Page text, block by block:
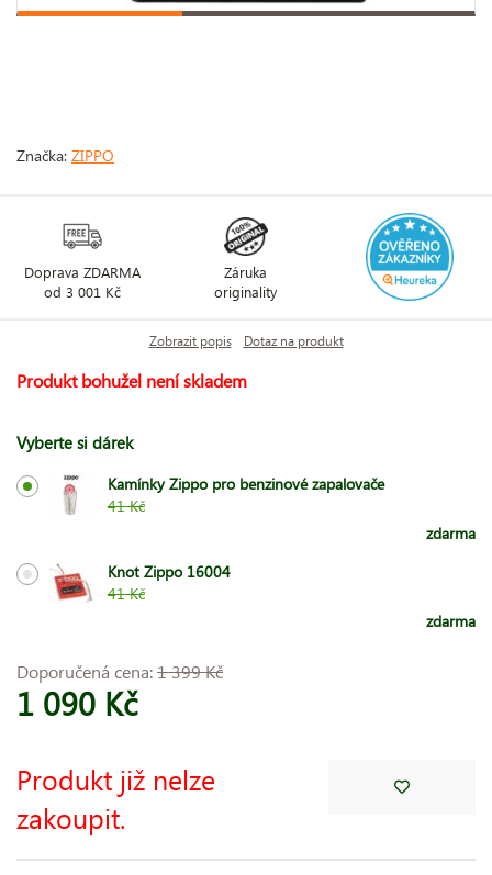
Značka: ZIPPO
Doprava ZDARMA
od 3 001 Kč
Záruka
originality
Zobrazit popis Dotaz na produkt
Produkt bohužel není skladem
Vyberte si dárek
Kamínky Zippo pro benzinové zapalovače
41 Kč
zdarma
Knot Zippo 16004
41 Kč
zdarma
Doporučená cena:1 399 Kč
1 090 Kč
Produkt již nelze
zakoupit.